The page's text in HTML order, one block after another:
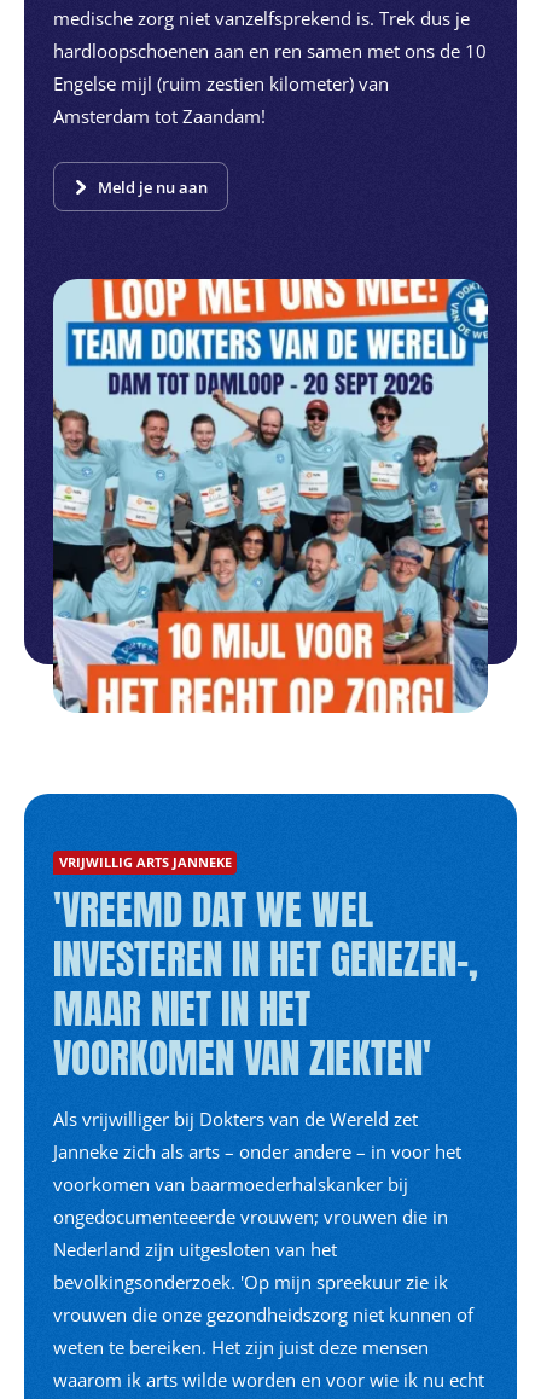
medische zorg niet vanzelfsprekend is. Trek dus je
hardloopschoenen aan en ren samen met ons de 10
Engelse mijl (ruim zestien kilometer) van
Amsterdam tot Zaandam!
Meld je nu aan
VRIJWILLIG ARTS JANNEKE
'VREEMD DAT WE WEL
INVESTEREN IN HET GENEZEN-,
MAAR NIET IN HET
VOORKOMEN VAN ZIEKTEN'
Als vrijwilliger bij Dokters van de Wereld zet
Janneke zich als arts – onder andere – in voor het
voorkomen van baarmoederhalskanker bij
ongedocumenteeerde vrouwen; vrouwen die in
Nederland zijn uitgesloten van het
bevolkingsonderzoek. 'Op mijn spreekuur zie ik
vrouwen die onze gezondheidszorg niet kunnen of
weten te bereiken. Het zijn juist deze mensen
waarom ik arts wilde worden en voor wie ik nu echt